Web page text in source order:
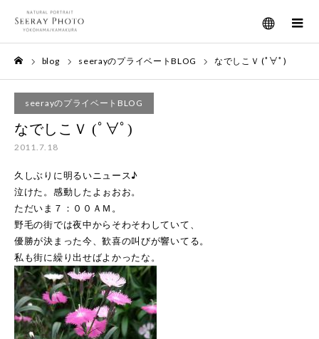
メニュー
blog seerayのプライベートBLOG なでしこＶ (ﾟ∀ﾟ)
seerayのプライベートBLOG
なでしこＶ (ﾟ∀ﾟ)
2011.7.18
久しぶりに明るいニュース♪
泣けた。感動したよぉおお。
ただいま７：００ＡＭ。
野毛の街では夜中からそわそわしていて、
優勝が決まった今、歓喜の叫びが響いてる。
私も街に繰り出せばよかったな。